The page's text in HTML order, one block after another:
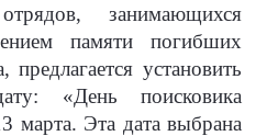
занимающихся
памяти погибших
предлагается установить
«День поисковика
марта. Эта дата выбрана